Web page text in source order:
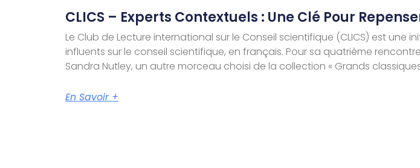
CLICS – Experts Contextuels : Une Clé Pour
Le Club de Lecture international sur le Conseil scientifique (CLICS) est une
influents sur le conseil scientifique, en français. Pour sa quatrième
Sandra Nutley, un autre morceau choisi de la collection « Grands classiques
En Savoir +